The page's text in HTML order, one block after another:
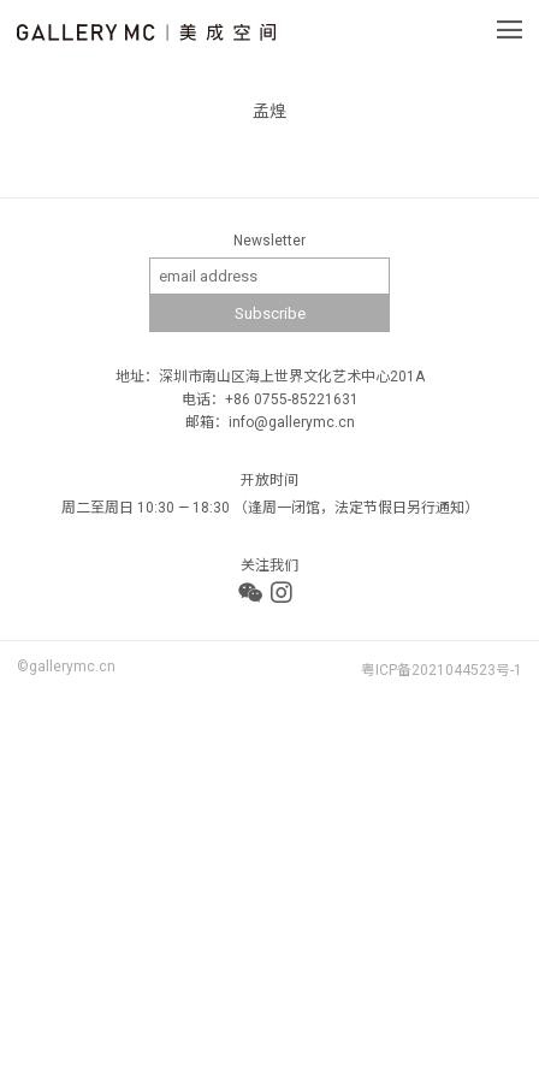
孟煌
Newsletter
地址：深圳市南山区海上世界文化艺术中心201A
电话：+86 0755-85221631
邮箱：info@gallerymc.cn
开放时间
周二至周日 10:30 — 18:30 （逢周一闭馆，法定节假日另行通知）
关注我们
©gallerymc.cn 粤ICP备2021044523号-1